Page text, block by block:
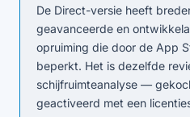
De Direct-versie heeft
geavanceerde en
opruiming die door de App
beperkt. Het is dezelfde
schijfruimteanalyse —
geactiveerd met een